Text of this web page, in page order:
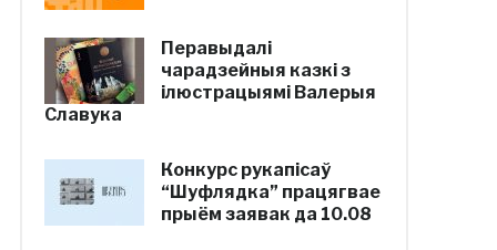
Перавыдалі
чарадзейныя казкі з
ілюстрацыямі Валерыя
Славука
Конкурс рукапісаў
“Шуфлядка” працягвае
прыём заявак да 10.08